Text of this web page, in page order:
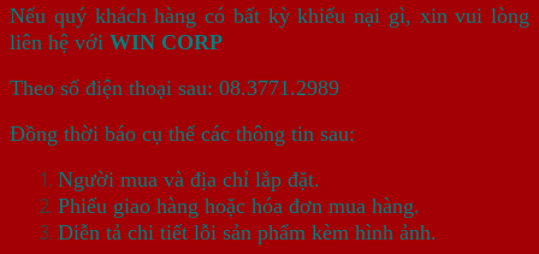
Nếu quý khách hàng có bất kỳ khiếu nại gì, xin vui lòng
liên hệ với WIN CORP
Theo số điện thoại sau: 08.3771.2989
Đồng thời báo cụ thể các thông tin sau:
Người mua và địa chỉ lắp đặt.
Phiếu giao hàng hoặc hóa đơn mua hàng.
Diễn tả chi tiết lỗi sản phẩm kèm hình ảnh.